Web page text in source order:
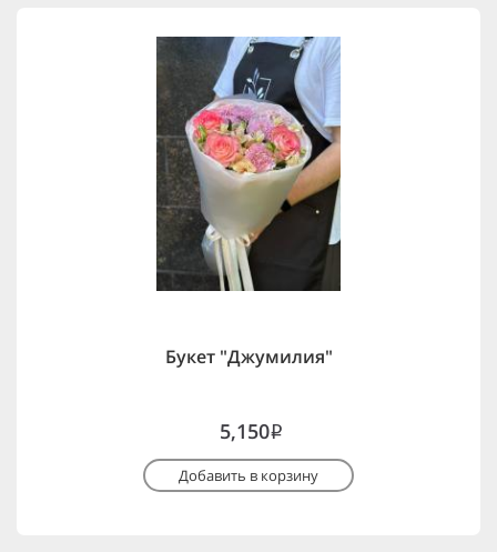
Букет "Джумилия"
5,150i
Добавить в корзину